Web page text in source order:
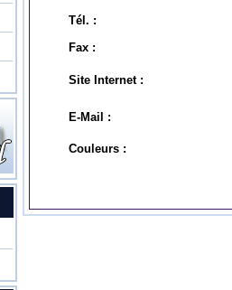
Tél. :
Fax :
Site Internet :
E-Mail :
Couleurs :